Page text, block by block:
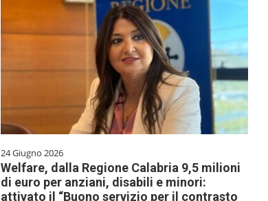
24 Giugno 2026
Welfare, dalla Regione Calabria 9,5 milioni
di euro per anziani, disabili e minori:
attivato il “Buono servizio per il contrasto